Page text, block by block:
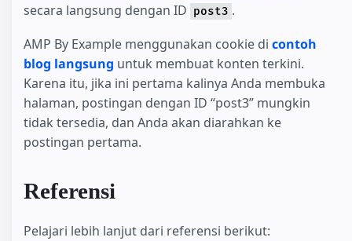
secara langsung dengan ID post3 .
AMP By Example menggunakan cookie di contoh
blog langsung untuk membuat konten terkini.
Karena itu, jika ini pertama kalinya Anda membuka
halaman, postingan dengan ID “post3” mungkin
tidak tersedia, dan Anda akan diarahkan ke
postingan pertama.
Referensi
Pelajari lebih lanjut dari referensi berikut: